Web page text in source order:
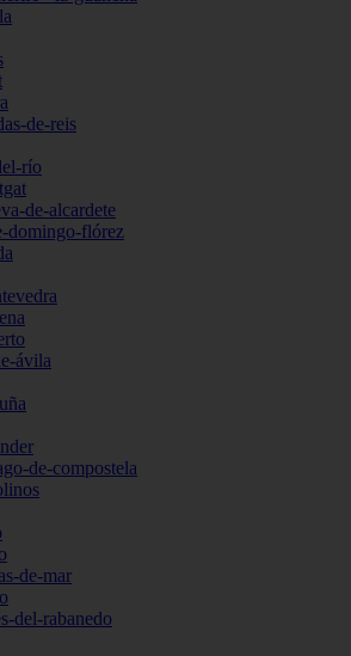
de-reis
río
de-alcardete
domingo-flórez
ávila
de-compostela
de-mar
del-rabanedo